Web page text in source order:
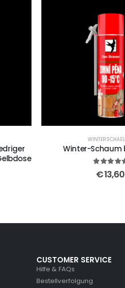
Winter-Schaum
out of
€13,60
CUSTOMER SERVICE
Hilfe & FAQs
Bestellverfolgung